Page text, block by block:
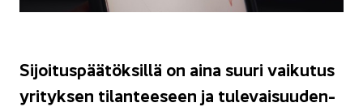
Si­joi­tus­pää­tök­sil­lä on aina suuri vai­ku­tus
yri­tyk­sen ti­lan­tee­seen ja tu­le­vai­suu­den­